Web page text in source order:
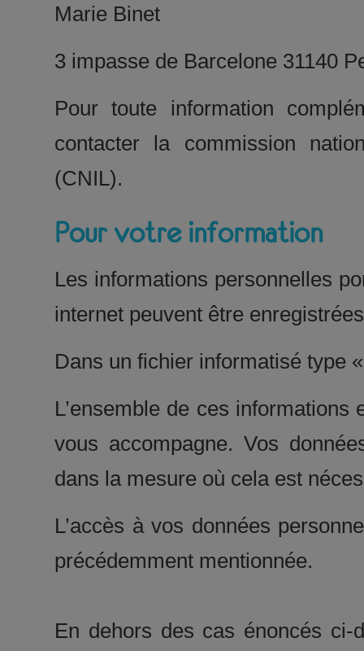
Marie Binet
3 impasse de Barcelone 31140
Pour toute information
contacter la commission
(CNIL).
Pour votre information
Les informations personnelles
internet peuvent être
Dans un fichier informatisé type
L’ensemble de ces
vous accompagne. Vos
dans la mesure où cela est
L’accès à vos données
précédemment mentionnée.
En dehors des cas énoncés ci-